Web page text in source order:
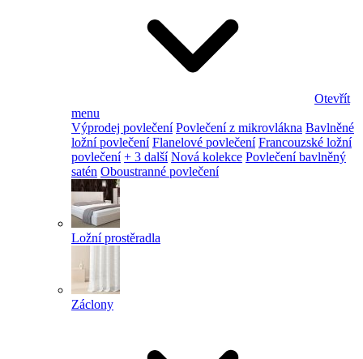
Otevřít
menu
Výprodej povlečení Povlečení z mikrovlákna Bavlněné
ložní povlečení Flanelové povlečení Francouzské ložní
povlečení + 3 další Nová kolekce Povlečení bavlněný
satén Oboustranné povlečení
Ložní prostěradla
Záclony